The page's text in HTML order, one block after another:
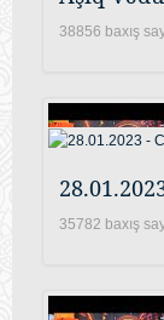
38856 baxış
35782 baxış